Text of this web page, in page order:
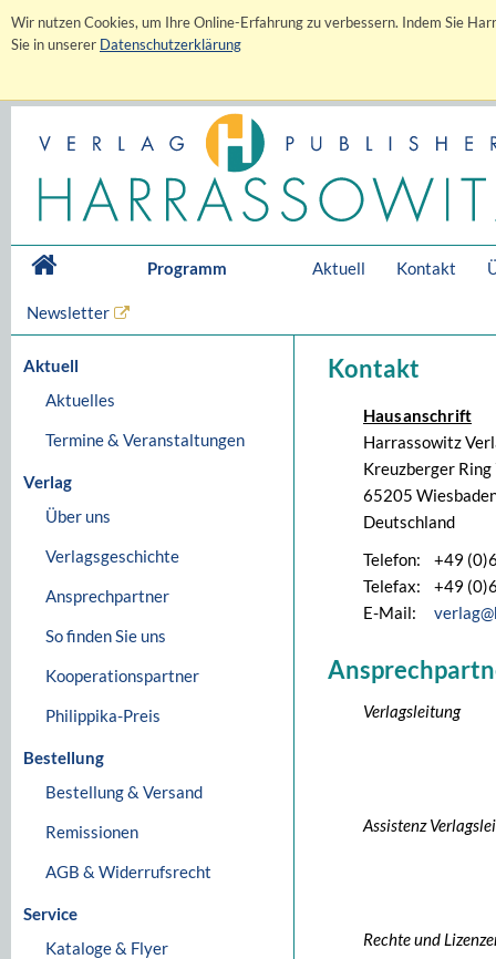
Wir nutzen Cookies, um Ihre Online-Erfahrung zu verbessern. Indem Sie
Sie in unserer Datenschutzerklärung
Programm Aktuell Kontakt
Newsletter
Aktuell
Aktuelles
Termine & Veranstaltungen
Verlag
Über uns
Verlagsgeschichte
Ansprechpartner
So finden Sie uns
Kooperationspartner
Philippika-Preis
Bestellung
Bestellung & Versand
Remissionen
AGB & Widerrufsrecht
Service
Kataloge & Flyer
Kontakt
Hausanschrift
Harrassowitz
Kreuzberger Ring
65205
Deutschland
Telefon:
+49
Telefax:
+49
E-Mail:
Verlagsleitung
Assistenz
Rechte und